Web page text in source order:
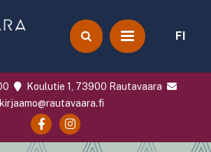
FI
Koulutie 1, 73900 Rautavaara
kirjaamo@rautavaara.fi